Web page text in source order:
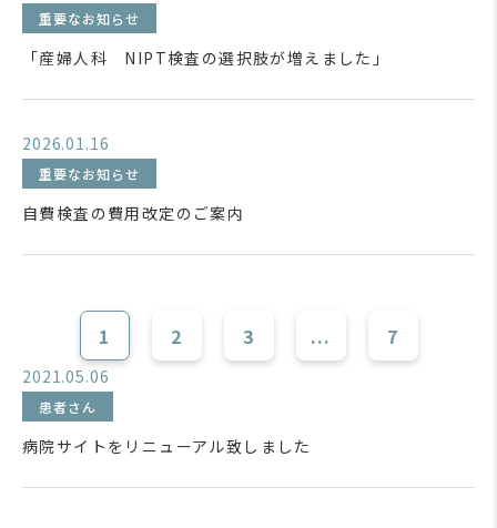
重要なお知らせ
「産婦人科 NIPT検査の選択肢が増えました」
2026.01.16
重要なお知らせ
自費検査の費用改定のご案内
1 2 3 ... 7
2021.05.06
患者さん
病院サイトをリニューアル致しました